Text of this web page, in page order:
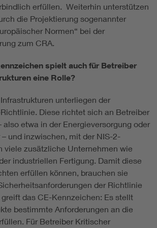
erfüllen. Weiterhin unterstützen
die Projektierung sogenannter
Normen“ bei der
zum CRA.
spielt auch für Betreiber
eine Rolle?
unterliegen der
Diese richtet sich an Betreiber
also etwa in der Energieversorgung oder
und inzwischen, mit der NIS-2-
viele zusätzliche Unternehmen wie
industriellen Fertigung. Damit diese
erfüllen können, brauchen sie
der Richtlinie
das CE-Kennzeichen: Es stellt
bestimmte Anforderungen an die
Für Betreiber Kritischer